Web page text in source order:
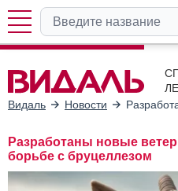
Видаль
Новости
Разработаны новые
борьбе с бруцеллезом